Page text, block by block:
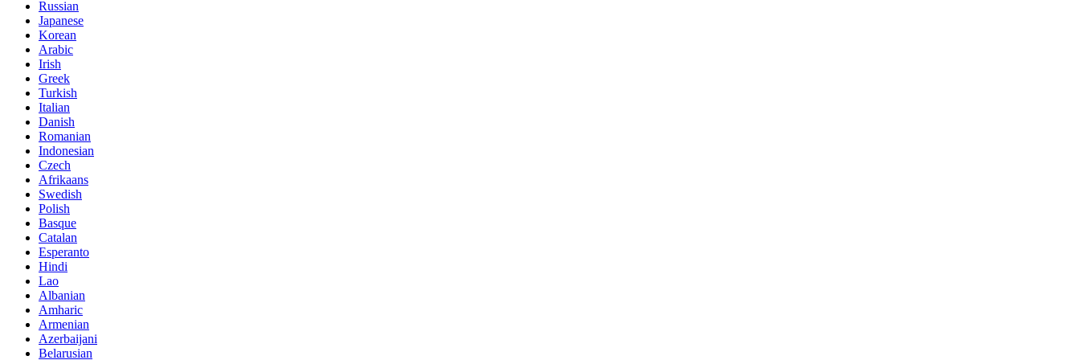
Russian
Japanese
Korean
Arabic
Irish
Greek
Turkish
Italian
Danish
Romanian
Indonesian
Czech
Afrikaans
Swedish
Polish
Basque
Catalan
Esperanto
Hindi
Lao
Albanian
Amharic
Armenian
Azerbaijani
Belarusian